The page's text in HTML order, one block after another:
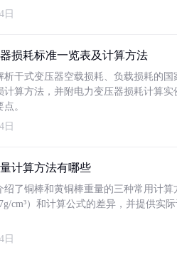
日
损耗标准一览表及计算方法
析干式变压器空载损耗、负载损耗的
计算方法，并附电力变压器损耗计算
。
日
计算方法有哪些
绍了铜棒和黄铜棒重量的三种常用计
cm³）和计算公式的差异，并提供实
日